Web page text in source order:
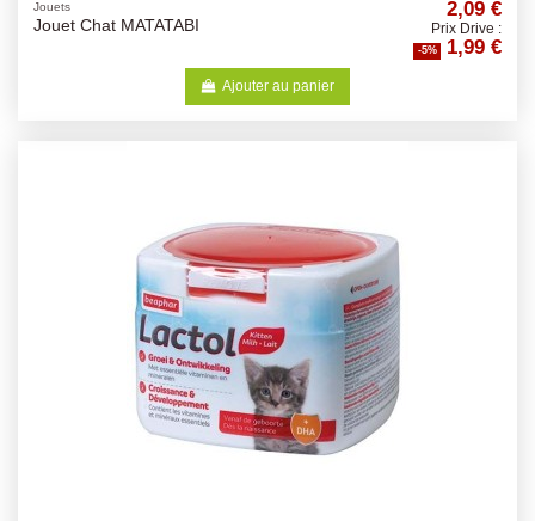
Jouets
Jouet Chat MATATABI
2,09 €
Prix Drive :
-5% 1,99 €
Ajouter au panier